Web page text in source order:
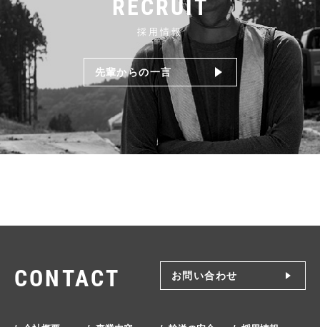
RECRUIT
採用情報
先輩からの一言
CONTACT お問い合わせ